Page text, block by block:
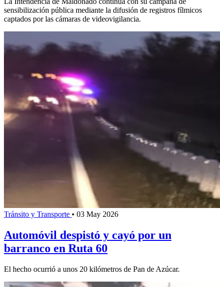
sensibilización pública mediante la difusión de registros fílmicos
captados por las cámaras de videovigilancia.
Tránsito y Transporte • 03 May 2026
Automóvil despistó y cayó por un
barranco en Ruta 60
El hecho ocurrió a unos 20 kilómetros de Pan de Azúcar.